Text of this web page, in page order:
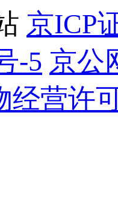
京ICP
-5 京公
经营许